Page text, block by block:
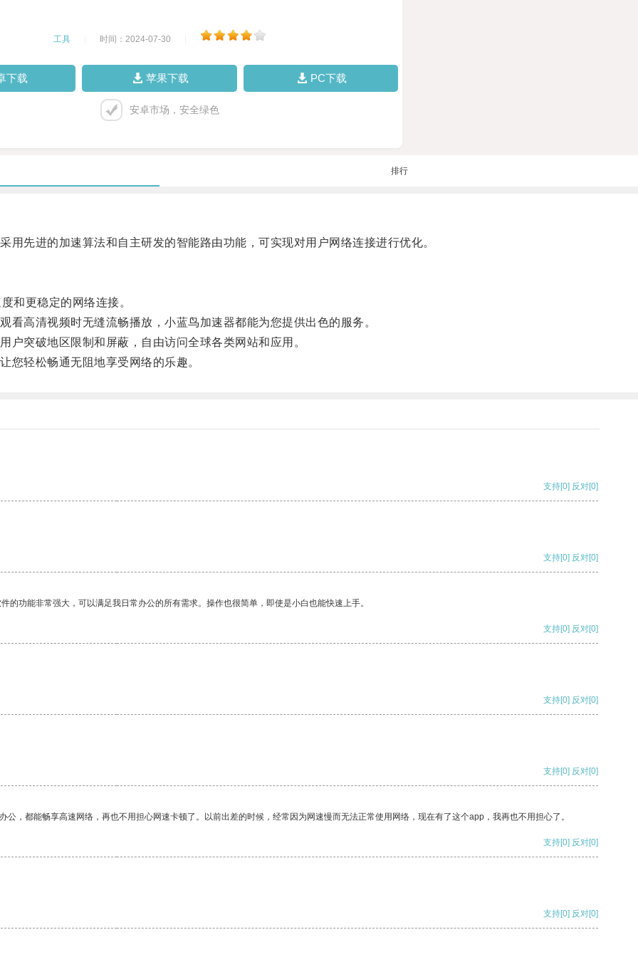
工具 时间：2024-07-30
下载 苹果下载 PC下载
安卓市场，安全绿色
排行
进的加速算法和自主研发的智能路由功能，可实现对用户网络连接进行优化。
更稳定的网络连接。
清视频时无缝流畅播放，小蓝鸟加速器都能为您提供出色的服务。
突破地区限制和屏蔽，自由访问全球各类网站和应用。
轻松畅通无阻地享受网络的乐趣。
支持[0] 反对[0]
支持[0] 反对[0]
功能非常强大，可以满足我日常办公的所有需求。操作也很简单，即使是小白也能快速上手。
支持[0] 反对[0]
支持[0] 反对[0]
支持[0] 反对[0]
，都能畅享高速网络，再也不用担心网速卡顿了。以前出差的时候，经常因为网速慢而无法正常使用网络，现在有了这个app，我再也不用担心了。
支持[0] 反对[0]
支持[0] 反对[0]